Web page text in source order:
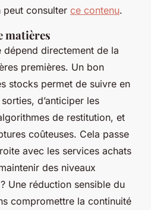
consulter ce contenu.
matières
directement de la
premières. Un bon
stocks permet de suivre en
d’anticiper les
de restitution, et
coûteuses. Cela passe
avec les services achats
des niveaux
Une réduction sensible du
compromettre la continuité